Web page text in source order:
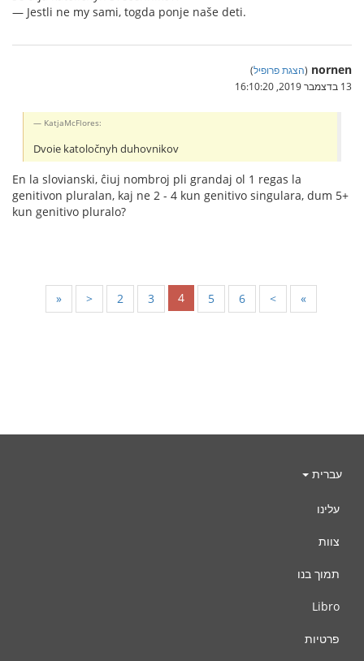
— Jestli ne my sami, togda ponje naše deti.
nornen
(הצגת פרופיל)
13 בדצמבר 2019, 16:10:20
KatjaMcFlores:
Dvoie katoločnyh duhovnikov
En la slovianski, ĉiuj nombroj pli grandaj ol 1 regas la
genitivon pluralan, kaj ne 2 - 4 kun genitivo singulara, dum 5+
kun genitivo pluralo?
« < 2 3 4 5 6 > »
עברית
עלינו
צוות
תמוך בנו
Libro
פרטיות